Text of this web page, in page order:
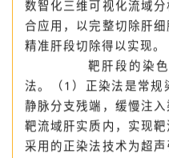
切除区与保留区。既能
正常肝组织，实现病变
数智化三维可视化流域分
合应用，以完整切除肝
精准肝段切除得以实现。
靶肝段的染色方
法。（1）正染法是常规
静脉分支残端，缓慢注